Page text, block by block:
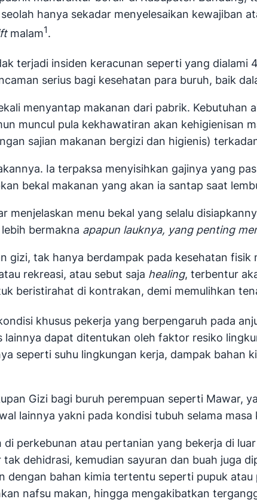
hanya sekadar menyelesaikan kewajiban
malam1.
terjadi insiden keracunan seperti yang dialami
serius bagi kesehatan para buruh, baik
menyantap makanan dari pabrik. Kebutuhan
muncul pula kekhawatiran akan kehigienisan
sajian makanan bergizi dan higienis)
Ia terpaksa menyisihkan gajinya yang
bekal makanan yang akan ia santap saat
menjelaskan menu bekal yang selalu
bermakna apapun lauknya, yang penting
gizi, tak hanya berdampak pada kesehatan fisik
rekreasi, atau sebut saja healing, terbentur
beristirahat di kontrakan, demi memulihkan
khusus pekerja yang berpengaruh pada
lainnya dapat ditentukan oleh faktor resiko
seperti suhu lingkungan kerja, dampak bahan
Gizi bagi buruh perempuan seperti Mawar,
lainnya yakni pada kondisi tubuh selama masa
perkebunan atau pertanian yang bekerja di
dehidrasi, kemudian sayuran dan buah juga
dengan bahan kimia tertentu seperti pupuk
nafsu makan, hingga mengakibatkan